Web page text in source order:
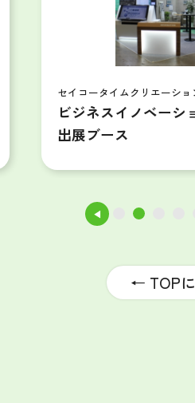
タヒチ観光局 様
ツーリズム
◀ 2
← TOP